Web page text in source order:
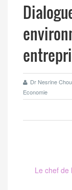
Dr Nesrine
Economie
Le chef de